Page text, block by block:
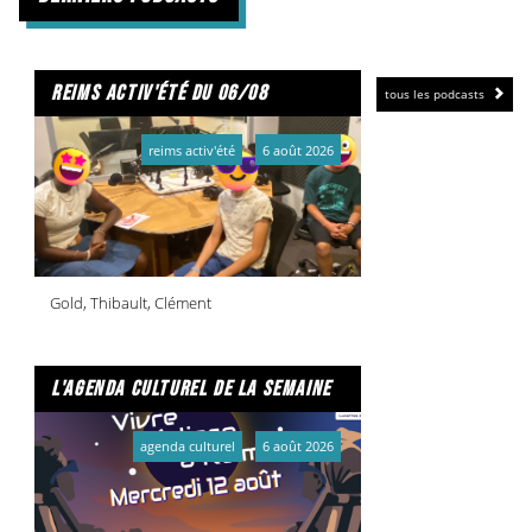
tous les podcasts
reims activ'été du 06/08
Gold, Thibault, Clément
reims activ'été 6 août 2026
l'agenda culturel de la semaine
agenda culturel 6 août 2026